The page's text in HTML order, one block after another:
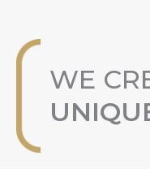
WE